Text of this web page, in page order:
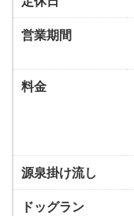
営業期間
料金
源泉掛け流し
ドッグラン